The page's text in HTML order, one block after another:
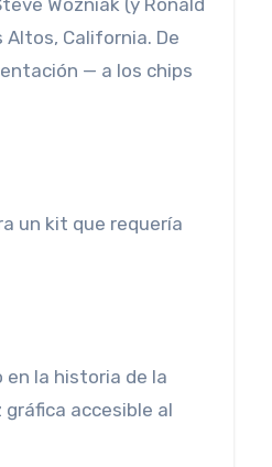
Wozniak (y Ronald
California. De
— a los chips
un kit que requería
en la historia de la
accesible al